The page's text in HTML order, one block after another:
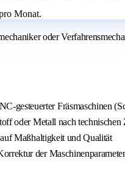
Monat.
oder
gesteuerter Fräsmaschinen
oder Metall nach technischen
Maßhaltigkeit und Qualität
der